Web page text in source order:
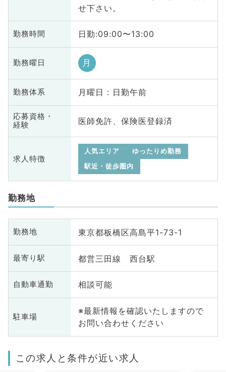
せ下さい。
勤務時間 日勤:09:00〜13:00
勤務曜日 月
勤務体系 月曜日 : 日勤午前
応募資格・
経験
医師免許、保険医登録済
求人特徴
人気エリア
ゆったりめ勤務
駅近・徒歩圏内
勤務地
勤務地 東京都板橋区高島平1-73-1
最寄り駅 都営三田線 西台駅
自動車通勤 相談可能
駐車場
※最新情報を確認いたしますので
お問い合わせください
この求人と条件が近い求人